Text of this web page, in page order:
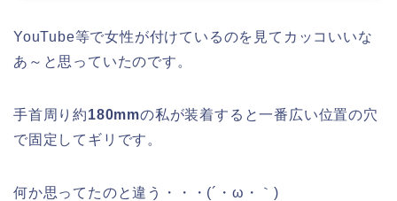
YouTube等で女性が付けているのを見てカッコいいな
あ～と思っていたのです。
手首周り約180mmの私が装着すると一番広い位置の穴
で固定してギリです。
何か思ってたのと違う・・・(´・ω・｀)